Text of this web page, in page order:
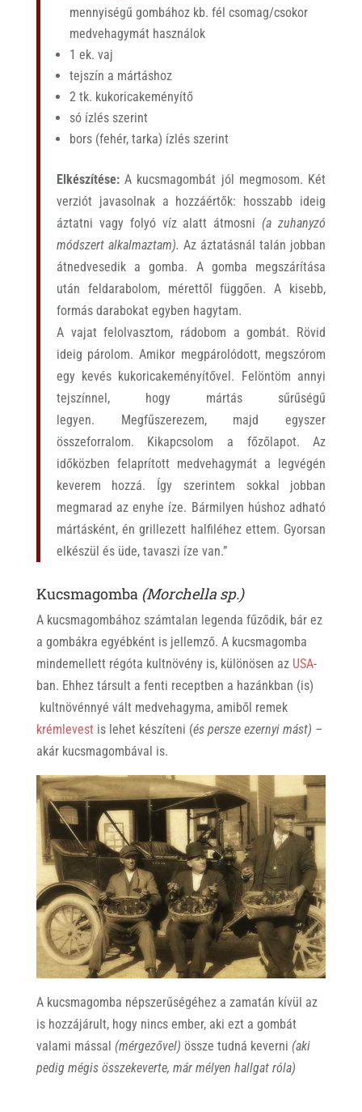
mennyiségű gombához kb. fél csomag/csokor
medvehagymát használok
1 ek. vaj
tejszín a mártáshoz
2 tk. kukoricakeményítő
só ízlés szerint
bors (fehér, tarka) ízlés szerint
Elkészítése:A kucsmagombát jól megmosom. Két
verziót javasolnak a hozzáértők: hosszabb ideig
áztatni vagy folyó víz alatt átmosni (a zuhanyzó
módszert alkalmaztam). Az áztatásnál talán jobban
átnedvesedik a gomba. A gomba megszárítása
után feldarabolom, mérettől függően. A kisebb,
formás darabokat egyben hagytam.
A vajat felolvasztom, rádobom a gombát. Rövid
ideig párolom. Amikor megpárolódott, megszórom
egy kevés kukoricakeményítővel. Felöntöm annyi
tejszínnel, hogy mártás sűrűségű
legyen. Megfűszerezem, majd egyszer
összeforralom. Kikapcsolom a főzőlapot. Az
időközben felaprított medvehagymát a legvégén
keverem hozzá. Így szerintem sokkal jobban
megmarad az enyhe íze. Bármilyen húshoz adható
mártásként, én grillezett halfiléhez ettem. Gyorsan
elkészül és üde, tavaszi íze van.”
Kucsmagomba (Morchella sp.)
A kucsmagombához számtalan legenda fűződik, bár ez
a gombákra egyébként is jellemző. A kucsmagomba
mindemellett régóta kultnövény is, különösen az USA-
ban. Ehhez társult a fenti receptben a hazánkban (is)
kultnövénnyé vált medvehagyma, amiből remek
krémlevest is lehet készíteni (és persze ezernyi mást) –
akár kucsmagombával is.
A kucsmagomba népszerűségéhez a zamatán kívül az
is hozzájárult, hogy nincs ember, aki ezt a gombát
valami mással (mérgezővel) össze tudná keverni (aki
pedig mégis összekeverte, már mélyen hallgat róla)